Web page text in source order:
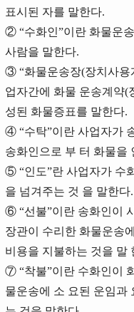
표시된 자를 말한다.
② “수화인”이란 화물운
사람을 말한다.
③ “화물운송장(장치사용
업자간에 화물 운송계약(
성된 화물증표를 말한다.
④ “수탁”이란 사업자가
송화인으로 부 터 화물을
⑤ “인도”란 사업자가 수
을 넘겨주는 것 을 말한다.
⑥ “선불”이란 송화인이
장관이 수리한 화물운송
비용을 지불하는 것을 말
⑦ “착불”이란 수화인이
물운송에 소 요된 운임과